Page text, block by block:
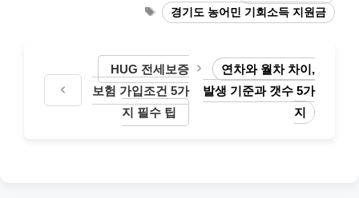
Tags경기도 농어민 기회소득 지원금
HUG 전세보증
보험 가입조건 5가
지 필수 팁
연차와 월차 차이,
발생 기준과 갯수 5가
지